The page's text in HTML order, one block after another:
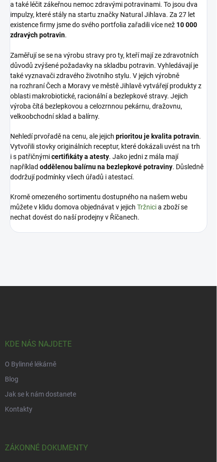
a také léčit zákeřnou nemoc zdravými potravinami. To jsou dva
impulzy, které stály na startu značky Natural Jihlava. Za 27 let
existence firmy jsme do svého portfolia zařadili více než 10 000
zdravých potravin.
Zaměřují se se na výrobu stravy pro ty, kteří mají ze zdravotních
důvodů zvýšené požadavky na skladbu potravin. Vyhledávají je
také vyznavači zdravého životního stylu. V jejich výrobně
na rozhraní Čech a Moravy ve městě Jihlavě vytvářejí produkty z
oblasti makrobiotické, racionální a bezlepkové stravy. Jejich
výroba čítá bezlepkovou a celozrnnou pekárnu, dražovnu,
velkoobchodní sklad a balírny.
Nehledí prvořadě na cenu, ale jejich prioritou je kvalita potravin.
Vytvořili stovky originálních receptur, které dokázali uvést na trh
i s patřičnýmicertifikáty a atesty. Jako jedni z mála mají
například oddělenou balírnu na bezlepkové potraviny. Důsledně
dodržují podmínky všech úřadů i atestací.
Kromě omezeného sortimentu dostupného na našem webu
můžete v klidu domova objednávat v jejich Tržnicia zboží se
nechat dovést do naší prodejny v Říčanech.
KDE NÁS NAJDETE
O Bylinné lékárně
Blog
Jak se k nám dostanete
Kontakty
ZÁKONNÉ DOKUMENTY